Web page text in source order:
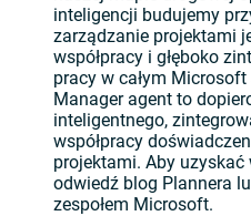
inteligencji budujemy
zarządzanie projektami
współpracy i głęboko
pracy w całym
Manager agent to
inteligentnego,
współpracy
projektami. Aby
odwiedź blog Plannera
zespołem Microsoft.